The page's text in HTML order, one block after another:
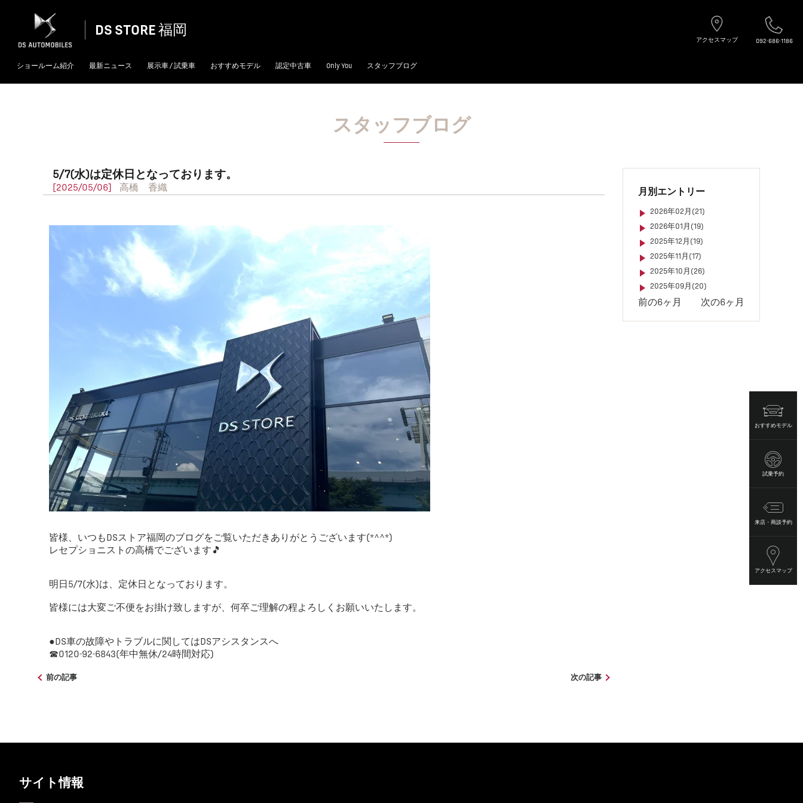
DS STORE 福岡
アクセスマップ 092-686-1186
ショールーム紹介 最新ニュース 展示車 / 試乗車 おすすめモデル 認定中古車 Only You スタッフブログ
おすすめモデル
試乗予約
来店・商談予約
アクセスマップ
スタッフブログ
5/7(水)は定休日となっております。
[2025/05/06] 高橋 香織
皆様、いつもDSストア福岡のブログをご覧いただきありがとうございます(*^^*)
レセプショニストの高橋でございます🎵
明日5/7(水)は、定休日となっております。
皆様には大変ご不便をお掛け致しますが、何卒ご理解の程よろしくお願いいたします。
●DS車の故障やトラブルに関してはDSアシスタンスへ
☎0120-92-6843(年中無休/24時間対応)
前の記事 次の記事
月別エントリー
2026年02月(21)
2026年01月(19)
2025年12月(19)
2025年11月(17)
2025年10月(26)
2025年09月(20)
前の6ヶ月 次の6ヶ月
サイト情報